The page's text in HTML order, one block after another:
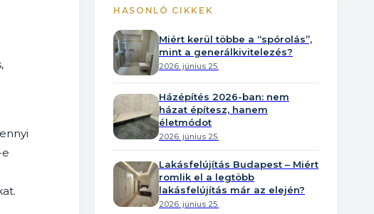
HASONLÓ CIKKEK
Miért kerül többe a “spórolás”,
mint a generálkivitelezés?
2026. június 25.
Házépítés 2026-ban: nem
házat építesz, hanem
életmódot
2026. június 25.
Lakásfelújítás Budapest – Miért
romlik el a legtöbb
lakásfelújítás már az elején?
2026. június 25.